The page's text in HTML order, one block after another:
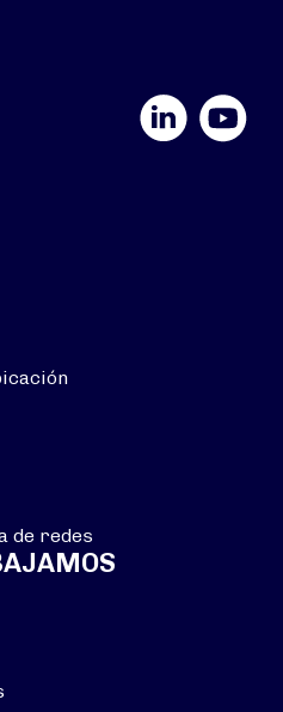
YouTube
de redes